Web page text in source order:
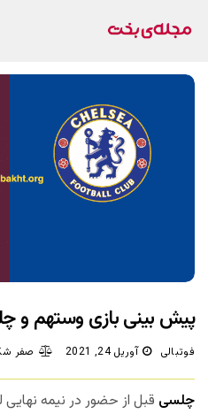
پیش بینی بازی وستهم و
فوتبالی آوریل 24, 2021 صفر
چلسی قبل از حضور در نیمه نهایی